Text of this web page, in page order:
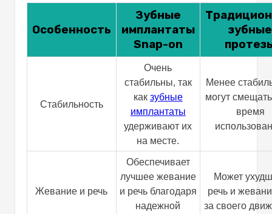
Особенность
Зубные
имплантаты
Snap-on
зубные
Стабильность
Очень
стабильны, так
как зубные
имплантаты
удерживают их
на месте.
Менее
могут
время
Жевание и речь
Обеспечивает
лучшее жевание
и речь благодаря
надежной
Может
речь и
за своего